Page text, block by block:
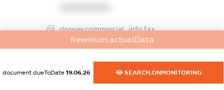
dossier.commercial_info.fax
XXXXXXXXXX
dossier.commercial_info.email
XXXXXXXXXX
freemium.actualData
document.dueToDate 19.06.26 SEARCH.ONMONITORING